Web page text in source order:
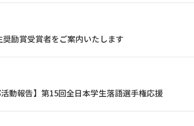
励賞受賞者をご案内いたします
活動報告】第15回全日本学生落語選手権応援